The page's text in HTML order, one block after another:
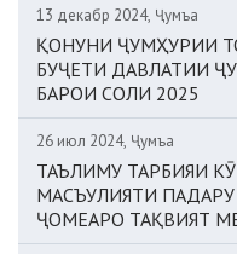
13 декабр 2024, Ҷумъа
ҚОНУНИ ҶУМҲУРИИ
БУҶЕТИ ДАВЛАТИИ
БАРОИ СОЛИ 2025
26 июл 2024, Ҷумъа
ТАЪЛИМУ ТАРБИЯИ
МАСЪУЛИЯТИ
ҶОМЕАРО ТАҚВИЯТ